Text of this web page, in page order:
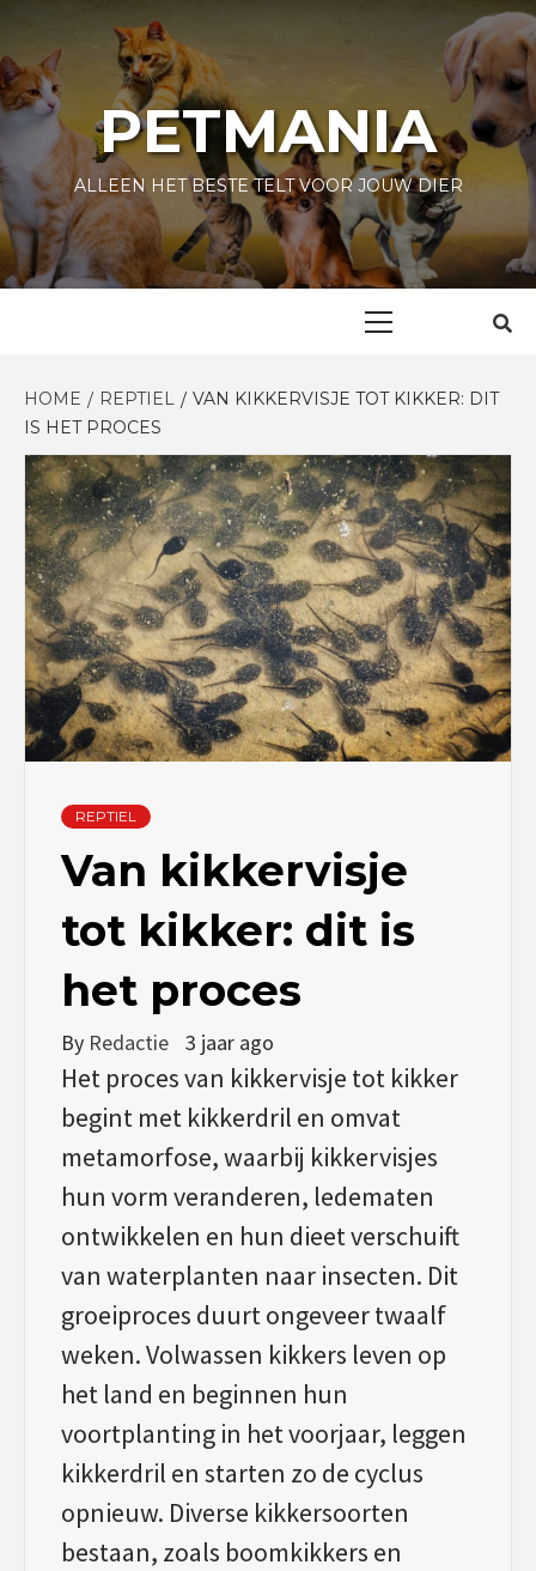
content
PETMANIA
ALLEEN HET BESTE TELT VOOR JOUW DIER
HOME REPTIEL
VAN KIKKERVISJE TOT KIKKER: DIT
IS HET PROCES
REPTIEL
Van kikkervisje
tot kikker: dit is
het proces
By Redactie 3 jaar ago
Het proces van kikkervisje tot kikker
begint met kikkerdril en omvat
metamorfose, waarbij kikkervisjes
hun vorm veranderen, ledematen
ontwikkelen en hun dieet verschuift
van waterplanten naar insecten. Dit
groeiproces duurt ongeveer twaalf
weken. Volwassen kikkers leven op
het land en beginnen hun
voortplanting in het voorjaar, leggen
kikkerdril en starten zo de cyclus
opnieuw. Diverse kikkersoorten
bestaan, zoals boomkikkers en